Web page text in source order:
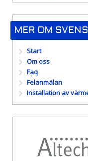
MER OM
Start
Om oss
Faq
Felanmälan
Installation av